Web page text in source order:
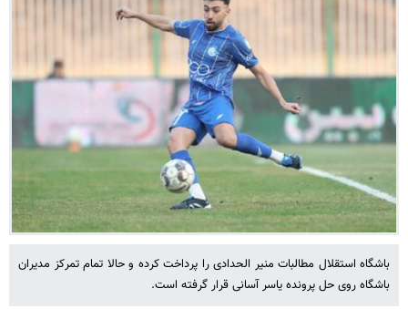
باشگاه استقلال مطالبات منیر الحدادی را پرداخت کرده و حالا تمام تمرکز مدیران
باشگاه روی حل پرونده یاسر آسانی قرار گرفته است.